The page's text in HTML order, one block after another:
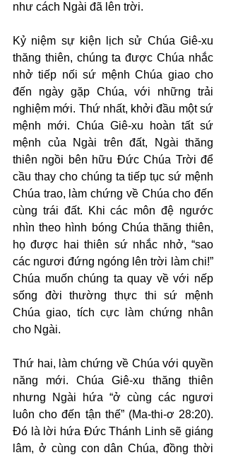
như cách Ngài đã lên trời.
Kỷ niệm sự kiện lịch sử Chúa Giê-xu
thăng thiên, chúng ta được Chúa nhắc
nhở tiếp nối sứ mệnh Chúa giao cho
đến ngày gặp Chúa, với những trải
nghiệm mới. Thứ nhất, khởi đầu một sứ
mệnh mới. Chúa Giê-xu hoàn tất sứ
mệnh của Ngài trên đất, Ngài thăng
thiên ngồi bên hữu Đức Chúa Trời để
cầu thay cho chúng ta tiếp tục sứ mệnh
Chúa trao, làm chứng về Chúa cho đến
cùng trái đất. Khi các môn đệ ngước
nhìn theo hình bóng Chúa thăng thiên,
họ được hai thiên sứ nhắc nhở, “sao
các ngươi đứng ngóng lên trời làm chi!”
Chúa muốn chúng ta quay về với nếp
sống đời thường thực thi sứ mệnh
Chúa giao, tích cực làm chứng nhân
cho Ngài.
Thứ hai, làm chứng về Chúa với quyền
năng mới. Chúa Giê-xu thăng thiên
nhưng Ngài hứa “ở cùng các ngươi
luôn cho đến tận thế” (Ma-thi-ơ 28:20).
Đó là lời hứa Đức Thánh Linh sẽ giáng
lâm, ở cùng con dân Chúa, đồng thời